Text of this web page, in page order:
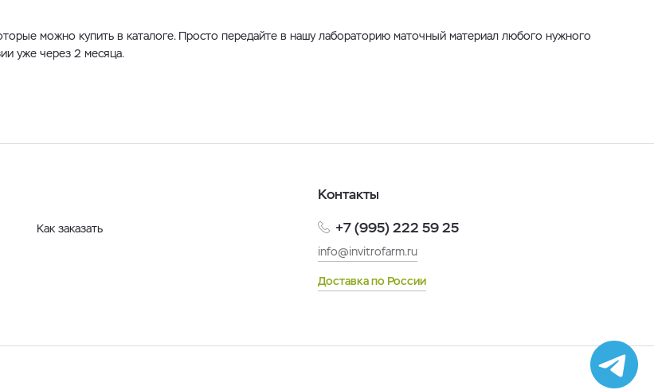
можно купить в каталоге. Просто передайте в нашу лабораторию маточный материал любого нужного
уже через 2 месяца.
Как заказать
Контакты
+7 (995) 222 59 25
info@invitrofarm.ru
Доставка по России